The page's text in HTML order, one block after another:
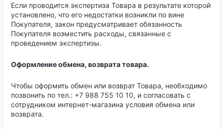
Если проводится экспертиза Товара в результате которой
установлено, что его недостатки возникли по вине
Покупателя, закон предусматривает обязанность
Покупателя возместить расходы, связанные с
проведением экспертизы.
Оформление обмена, возврата товара.
Чтобы оформить обмен или возврат Товара, необходимо
позвонить по тел.: +7 988 755 10 10, и согласовать с
сотрудником интернет-магазина условия обмена или
возврата.